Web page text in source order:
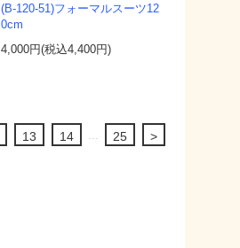
(B-120-51)フォーマルスーツ12
0cm
4,000円(税込4,400円)
13 14 ... 25 >